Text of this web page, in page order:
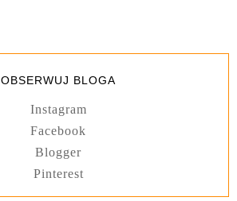
OBSERWUJ BLOGA
Instagram
Facebook
Blogger
Pinterest